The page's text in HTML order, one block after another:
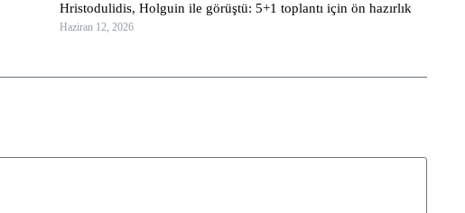
Hristodulidis, Holguin ile görüştü: 5+1 toplantı için ön hazırlık
Haziran 12, 2026